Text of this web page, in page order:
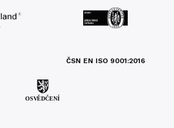
ČSN EN ISO 9001:2016